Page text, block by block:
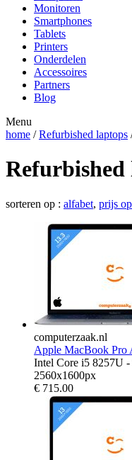
Monitoren
Smartphones
Tablets
Printers
Onderdelen
Accessoires
Partners
Blog
Menu
home /Refurbished laptops
Refurbished
sorteren op : alfabet, prijs
computerzaak.nl
Apple MacBook Pro
Intel Core i5 8257U
2560x1600px
€ 715.00